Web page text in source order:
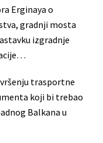
Erginaya o
gradnji mosta
izgradnje
trasportne
koji bi trebao
Balkana u